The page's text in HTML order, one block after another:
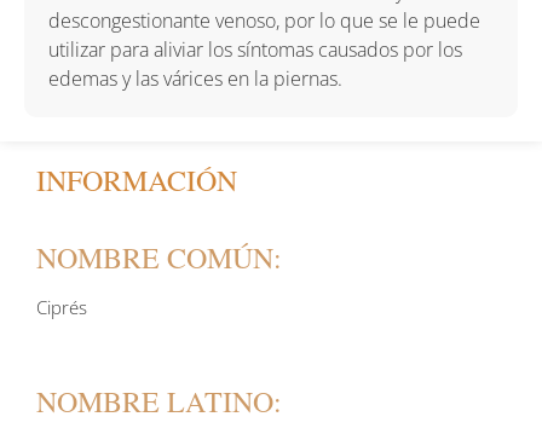
descongestionante venoso, por lo que se le puede
utilizar para aliviar los síntomas causados por los
edemas y las várices en la piernas.
INFORMACIÓN
NOMBRE COMÚN:
Ciprés
NOMBRE LATINO: